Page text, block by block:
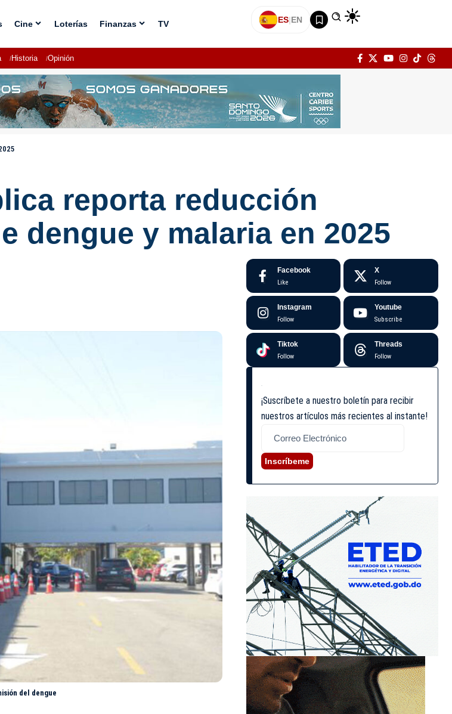
Cine Loterías Finanzas TV ES|EN
Historia Opinión
reporta reducción
dengue y malaria en 2025
del dengue
Facebook
Like
X
Follow
Instagram
Follow
Youtube
Subscribe
Tiktok
Follow
Threads
Follow
¡Suscríbete a nuestro boletín para recibir
nuestros artículos más recientes al instante!
Inscríbeme